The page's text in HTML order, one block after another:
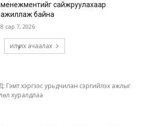
менежментийг сайжруулахаар
ажиллаж байна
8 сар 7, 2026
илүү их ачаалах